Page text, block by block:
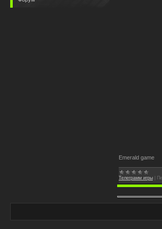
Emerald game
Телеграмм игры